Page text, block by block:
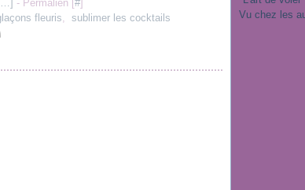
…] - Permalien [#]
fleuris, sublimer les cocktails
Vu chez les